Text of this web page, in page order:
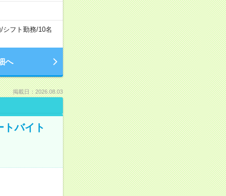
/シフト勤務/10名
へ
掲載日：2026.08.03
バイト